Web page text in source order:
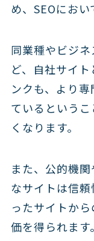
め、SEOにおい
同業種やビジ
ど、自社サイ
ンクも、より
ているという
くなります。
また、公的機
なサイトは信
ったサイトか
価を得られます。